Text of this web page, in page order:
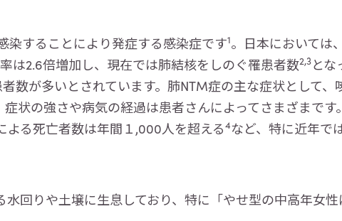
することにより発症する感染症です1。日本においては、
は2.6倍増加し、現在では肺結核をしのぐ罹患者数2,3とな
数が多いとされています。肺NTM症の主な症状として、
状の強さや病気の経過は患者さんによってさまざまです
る死亡者数は年間１,000人を超える4など、特に近年で
回りや土壌に生息しており、特に「やせ型の中高年女性